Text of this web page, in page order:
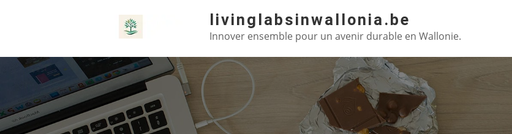
livinglabsinwallonia.be
Innover ensemble pour un avenir durable en Wallonie.